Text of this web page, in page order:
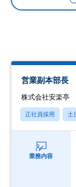
営業副本部長
株式会社安楽亭
正社員採用 土
業務内容